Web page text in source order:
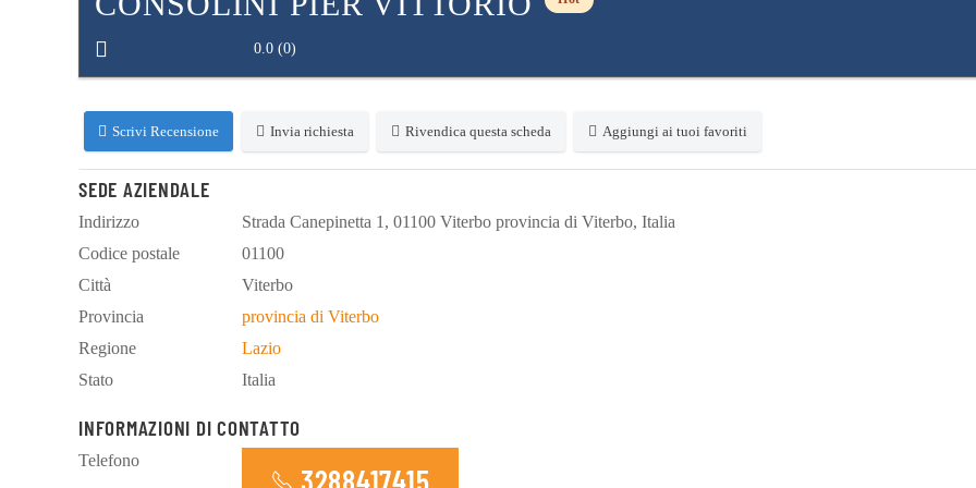
0.0 (0)
Scrivi Recensione Invia richiesta Rivendica questa scheda Aggiungi ai tuoi favoriti
SEDE AZIENDALE
Indirizzo
Strada Canepinetta 1, 01100 Viterbo provincia di Viterbo, Italia
Codice postale
01100
Città
Viterbo
Provincia
provincia di Viterbo
Regione
Lazio
Stato
Italia
INFORMAZIONI DI CONTATTO
Telefono
3288417415